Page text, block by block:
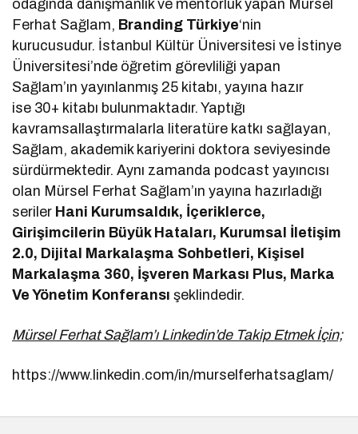
odağında danışmanlık ve mentorluk yapan Mürsel
Ferhat Sağlam, Branding Türkiye‘nin
kurucusudur. İstanbul Kültür Üniversitesi ve İstinye
Üniversitesi’nde öğretim görevliliği yapan
Sağlam’ın yayınlanmış 25 kitabı, yayına hazır
ise 30+ kitabı bulunmaktadır. Yaptığı
kavramsallaştırmalarla literatüre katkı sağlayan,
Sağlam, akademik kariyerini doktora seviyesinde
sürdürmektedir. Aynı zamanda podcast yayıncısı
olan Mürsel Ferhat Sağlam’ın yayına hazırladığı
seriler Hani Kurumsaldık, İçeriklerce,
Girişimcilerin Büyük Hataları, Kurumsal İletişim
2.0, Dijital Markalaşma Sohbetleri, Kişisel
Markalaşma 360, İşveren Markası Plus, Marka
Ve Yönetim Konferansı şeklindedir.
Mürsel Ferhat Sağlam’ı Linkedin’de Takip Etmek İçin;
https://www.linkedin.com/in/murselferhatsaglam/